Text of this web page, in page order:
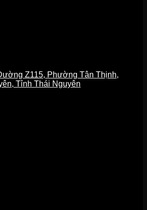
Z115, Phường Tân Thịnh,
Tỉnh Thái Nguyên